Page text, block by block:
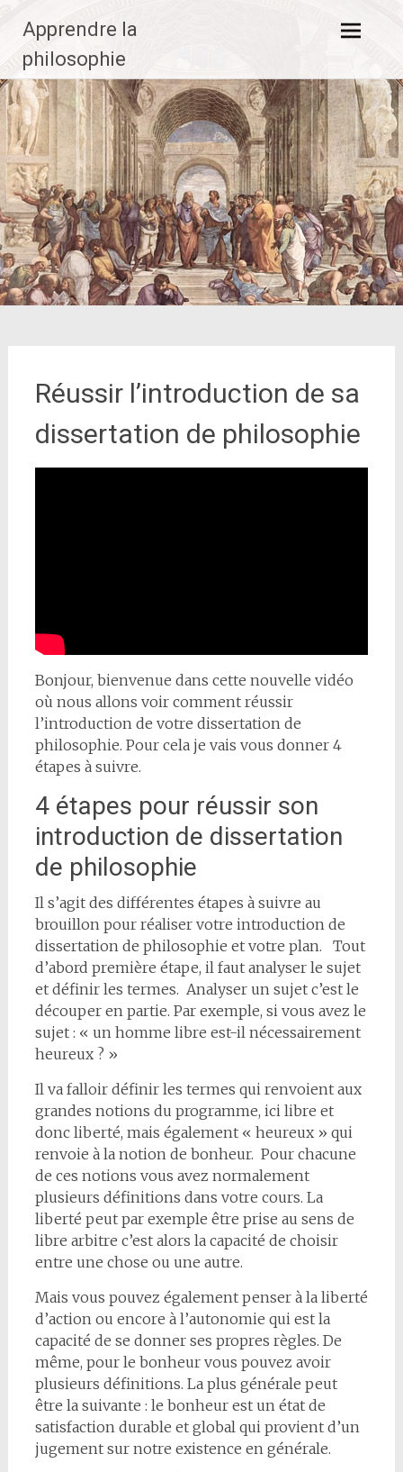
contenu
principal
Apprendre la
philosophie
Réussir l’introduction de sa
dissertation de philosophie
Bonjour, bienvenue dans cette nouvelle vidéo
où nous allons voir comment réussir
l’introduction de votre dissertation de
philosophie. Pour cela je vais vous donner 4
étapes à suivre.
4 étapes pour réussir son
introduction de dissertation
de philosophie
Il s’agit des différentes étapes à suivre au
brouillon pour réaliser votre introduction de
dissertation de philosophie et votre plan. Tout
d’abord première étape, il faut analyser le sujet
et définir les termes. Analyser un sujet c’est le
découper en partie. Par exemple, si vous avez le
sujet : « un homme libre est-il nécessairement
heureux ? »
Il va falloir définir les termes qui renvoient aux
grandes notions du programme, ici libre et
donc liberté, mais également « heureux » qui
renvoie à la notion de bonheur. Pour chacune
de ces notions vous avez normalement
plusieurs définitions dans votre cours. La
liberté peut par exemple être prise au sens de
libre arbitre c’est alors la capacité de choisir
entre une chose ou une autre.
Mais vous pouvez également penser à la liberté
d’action ou encore à l’autonomie qui est la
capacité de se donner ses propres règles. De
même, pour le bonheur vous pouvez avoir
plusieurs définitions. La plus générale peut
être la suivante : le bonheur est un état de
satisfaction durable et global qui provient d’un
jugement sur notre existence en générale.